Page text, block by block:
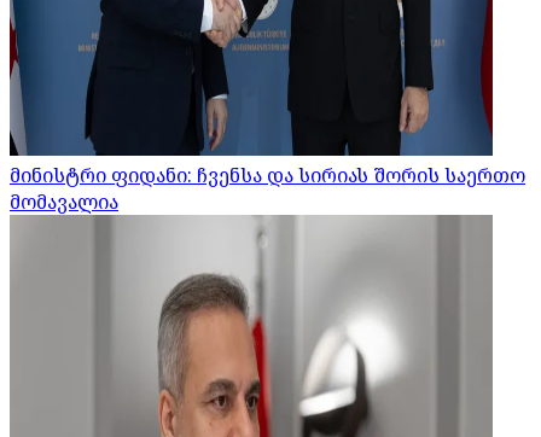
მინისტრი ფიდანი: ჩვენსა და სირიას შორის საერთო
მომავალია